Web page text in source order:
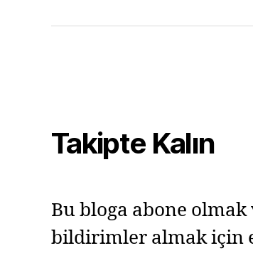
Takipte Kalın
Bu bloga abone olmak
bildirimler almak için